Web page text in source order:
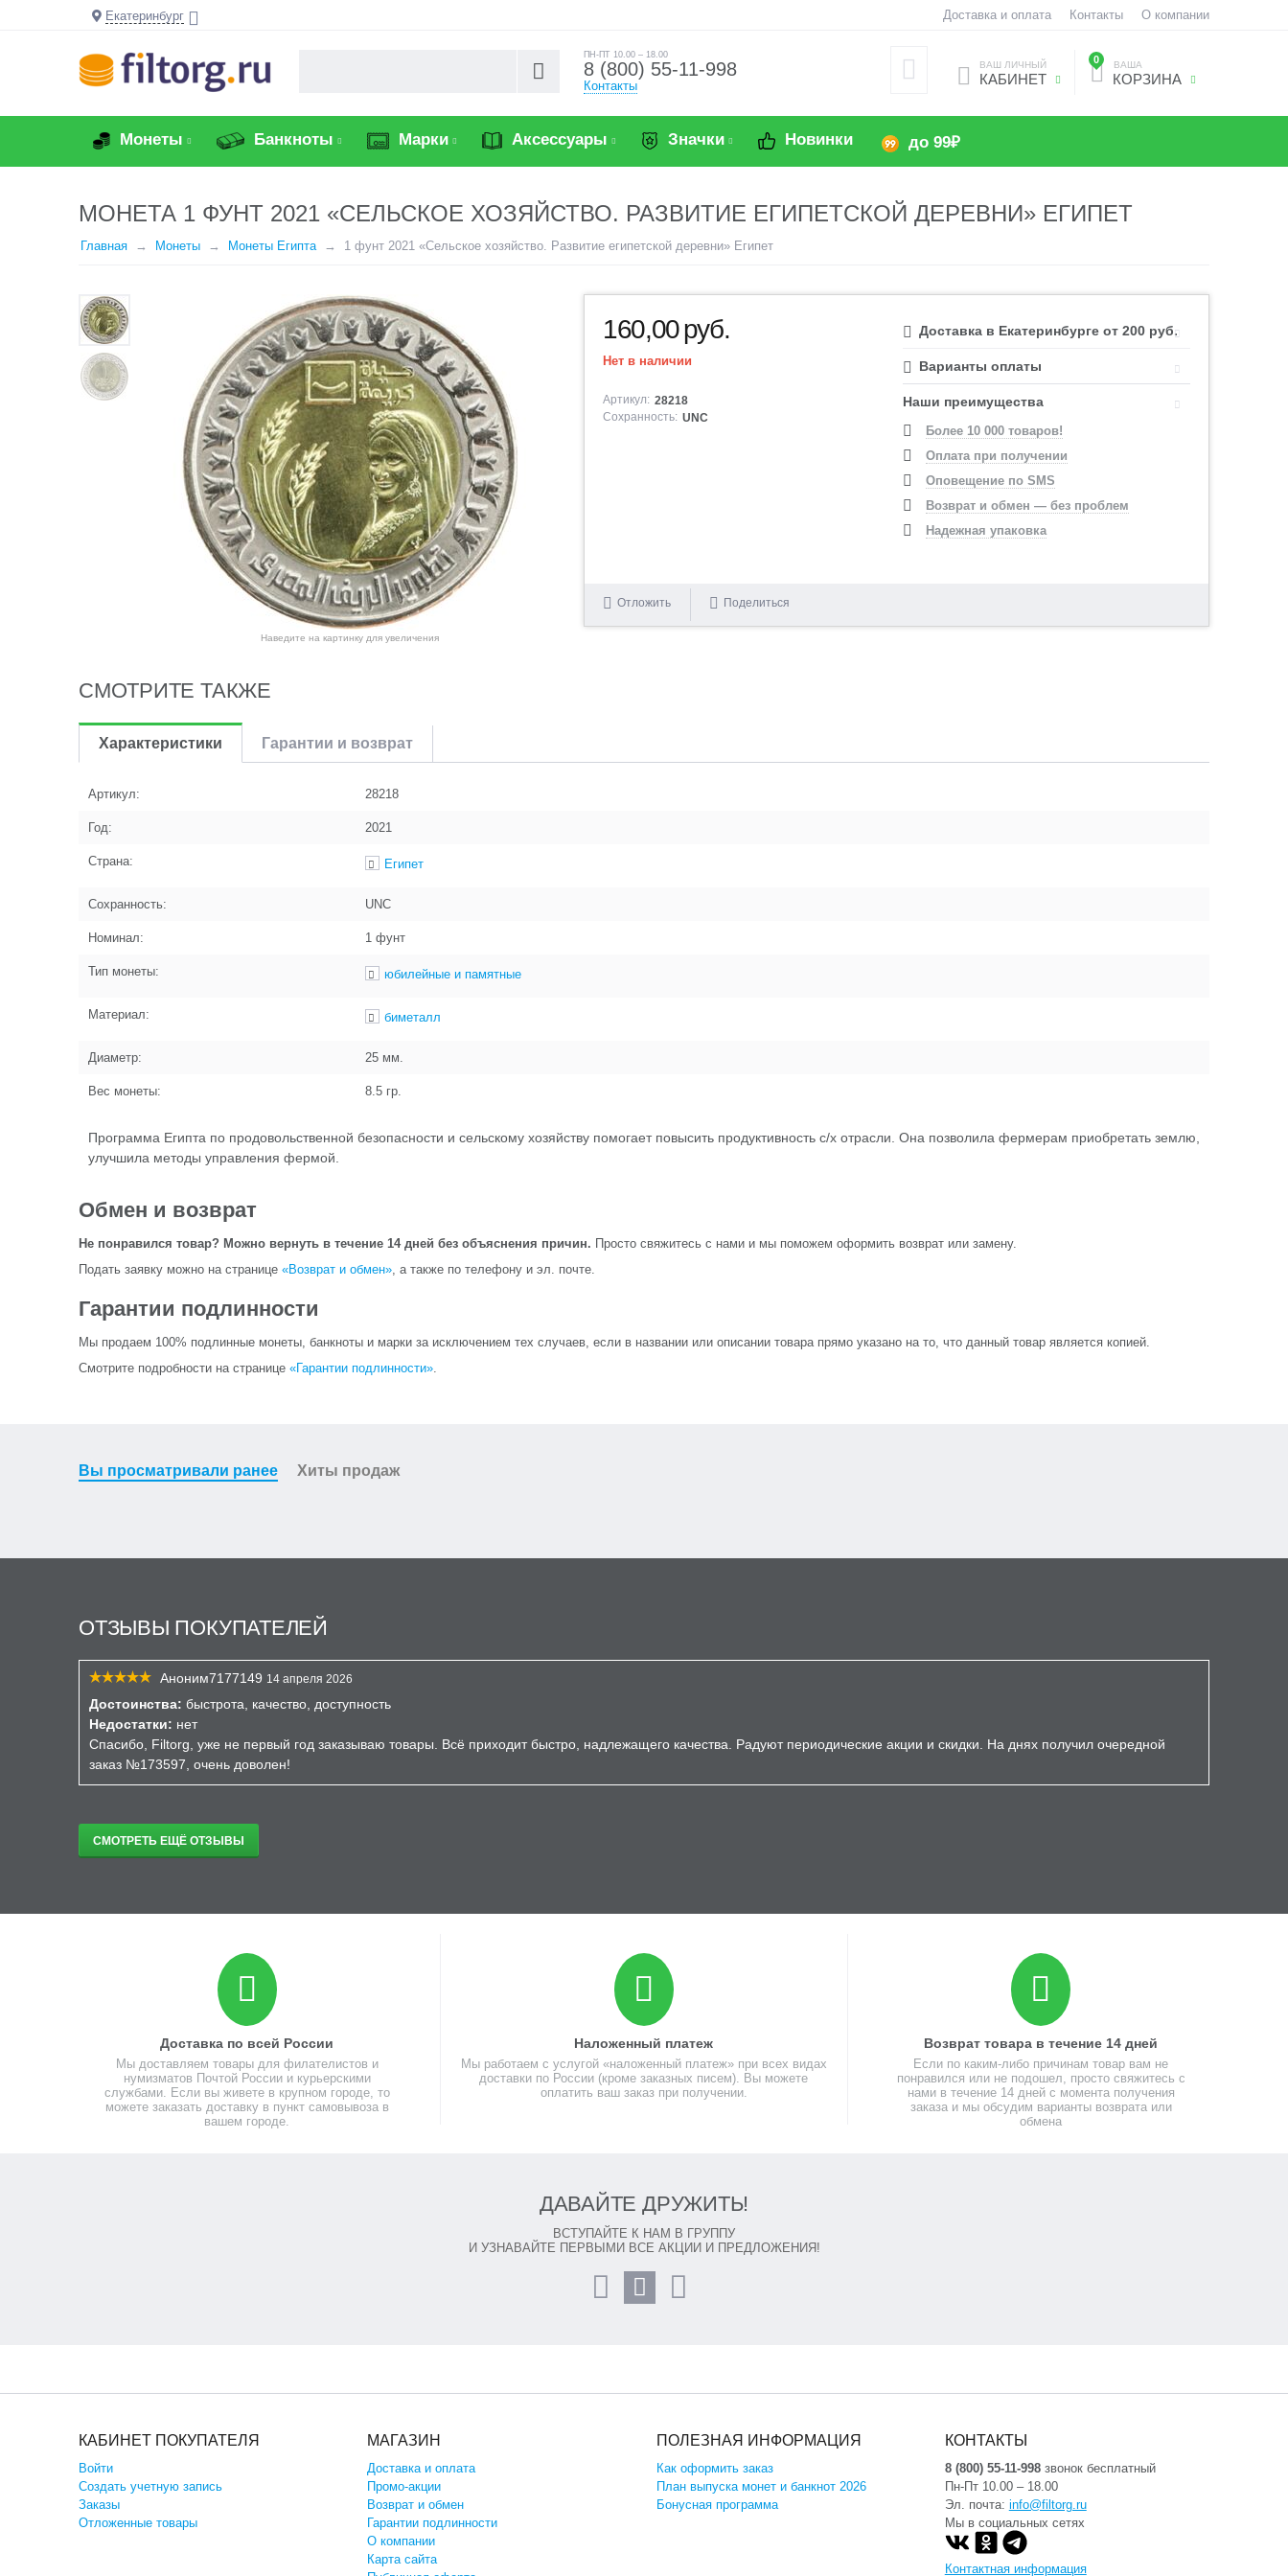
Екатеринбург Доставка и оплата Контакты О компании
ПН-ПТ 10.00 – 18.00
8 (800) 55-11-998
Контакты
0 ВАША
КОРЗИНА
ВАШ ЛИЧНЫЙ
КАБИНЕТ
Монеты Банкноты Марки Аксессуары Значки Новинки до 99₽
МОНЕТА 1 ФУНТ 2021 «СЕЛЬСКОЕ ХОЗЯЙСТВО. РАЗВИТИЕ ЕГИПЕТСКОЙ ДЕРЕВНИ» ЕГИПЕТ
Главная Монеты Монеты Египта 1 фунт 2021 «Сельское хозяйство. Развитие египетской деревни» Египет
Наведите на картинку для увеличения
160,00руб.
Нет в наличии
Артикул: 28218
Сохранность: UNC
Доставка в Екатеринбурге от 200 руб.
Варианты оплаты
Наши преимущества
Более 10 000 товаров!
Оплата при получении
Оповещение по SMS
Возврат и обмен — без проблем
Надежная упаковка
Отложить Поделиться
СМОТРИТЕ ТАКЖЕ
Характеристики Гарантии и возврат
Артикул: 28218
Год: 2021
Страна: Египет
Сохранность: UNC
Номинал: 1 фунт
Тип монеты: юбилейные и памятные
Материал: биметалл
Диаметр: 25 мм.
Вес монеты: 8.5 гр.
Программа Египта по продовольственной безопасности и сельскому хозяйству помогает повысить продуктивность с/х отрасли. Она позволила фермерам приобретать землю,
улучшила методы управления фермой.
Обмен и возврат
Не понравился товар? Можно вернуть в течение 14 дней без объяснения причин. Просто свяжитесь с нами и мы поможем оформить возврат или замену.
Подать заявку можно на странице «Возврат и обмен», а также по телефону и эл. почте.
Гарантии подлинности
Мы продаем 100% подлинные монеты, банкноты и марки за исключением тех случаев, если в названии или описании товара прямо указано на то, что данный товар является копией.
Смотрите подробности на странице «Гарантии подлинности».
Вы просматривали ранее Хиты продаж
ОТЗЫВЫ ПОКУПАТЕЛЕЙ
Аноним7177149 14 апреля 2026
Достоинства: быстрота, качество, доступность
Недостатки: нет
Спасибо, Filtorg, уже не первый год заказываю товары. Всё приходит быстро, надлежащего качества. Радуют периодические акции и скидки. На днях получил очередной
заказ №173597, очень доволен!
СМОТРЕТЬ ЕЩЁ ОТЗЫВЫ
Доставка по всей России
Мы доставляем товары для филателистов и
нумизматов Почтой России и курьерскими
службами. Если вы живете в крупном городе, то
можете заказать доставку в пункт самовывоза в
вашем городе.
Наложенный платеж
Мы работаем с услугой «наложенный платеж» при всех видах
доставки по России (кроме заказных писем). Вы можете
оплатить ваш заказ при получении.
Возврат товара в течение 14 дней
Если по каким-либо причинам товар вам не
понравился или не подошел, просто свяжитесь с
нами в течение 14 дней с момента получения
заказа и мы обсудим варианты возврата или
обмена
ДАВАЙТЕ ДРУЖИТЬ!
ВСТУПАЙТЕ К НАМ В ГРУППУ
И УЗНАВАЙТЕ ПЕРВЫМИ ВСЕ АКЦИИ И ПРЕДЛОЖЕНИЯ!
КАБИНЕТ ПОКУПАТЕЛЯ
Войти
Создать учетную запись
Заказы
Отложенные товары
МАГАЗИН
Доставка и оплата
Промо-акции
Возврат и обмен
Гарантии подлинности
О компании
Карта сайта
ПОЛЕЗНАЯ ИНФОРМАЦИЯ
Как оформить заказ
План выпуска монет и банкнот 2026
Бонусная программа
КОНТАКТЫ
8 (800) 55-11-998звонок бесплатный
Пн-Пт 10.00 – 18.00
Эл. почта: info@filtorg.ru
Мы в социальных сетях
Контактная информация